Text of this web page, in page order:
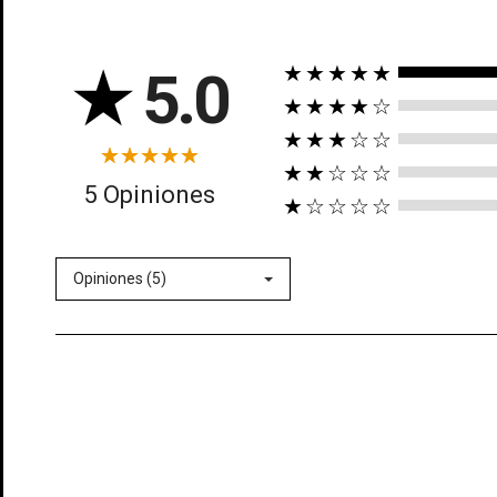
★5.0
5 Opiniones
★★★★★
★★★★☆
★★★☆☆
★★☆☆☆
★☆☆☆☆
Opiniones (5)